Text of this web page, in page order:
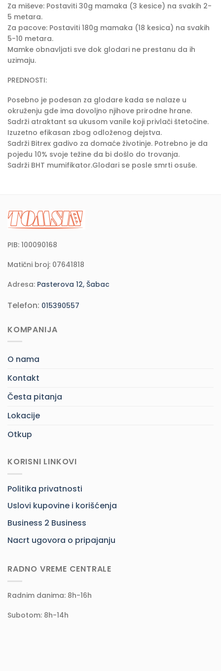
Za miševe: Postaviti 30g mamaka (3 kesice) na svakih 2-
5 metara.
Za pacove: Postaviti 180g mamaka (18 kesica) na svakih
5-10 metara.
Mamke obnavljati sve dok glodari ne prestanu da ih
uzimaju.
PREDNOSTI:
Posebno je podesan za glodare kada se nalaze u
okruženju gde ima dovoljno njihove prirodne hrane.
Sadrži atraktant sa ukusom vanile koji privlači štetočine.
Izuzetno efikasan zbog odloženog dejstva.
Sadrži Bitrex gadivo za domaće životinje. Potrebno je da
pojedu 10% svoje težine da bi došlo do trovanja.
Sadrži BHT mumifikator.Glodari se posle smrti osuše.
PIB: 100090168
Matični broj: 07641818
Adresa: Pasterova 12, Šabac
Telefon: 015390557
KOMPANIJA
O nama
Kontakt
Česta pitanja
Lokacije
Otkup
KORISNI LINKOVI
Politika privatnosti
Uslovi kupovine i korišćenja
Business 2 Business
Nacrt ugovora o pripajanju
RADNO VREME CENTRALE
Radnim danima: 8h-16h
Subotom: 8h-14h